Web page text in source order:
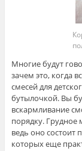
Многие будут
зачем это, когда
смесей для
бутылочкой. Вы
вскармливание
порядку. Грудное
ведь оно состоит
которых еще